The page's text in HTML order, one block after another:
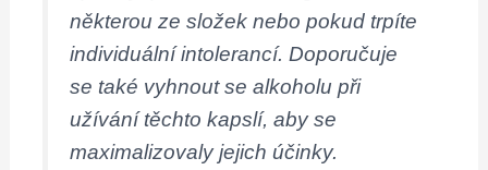
některou ze složek nebo pokud trpíte
individuální intolerancí. Doporučuje
se také vyhnout se alkoholu při
užívání těchto kapslí, aby se
maximalizovaly jejich účinky.